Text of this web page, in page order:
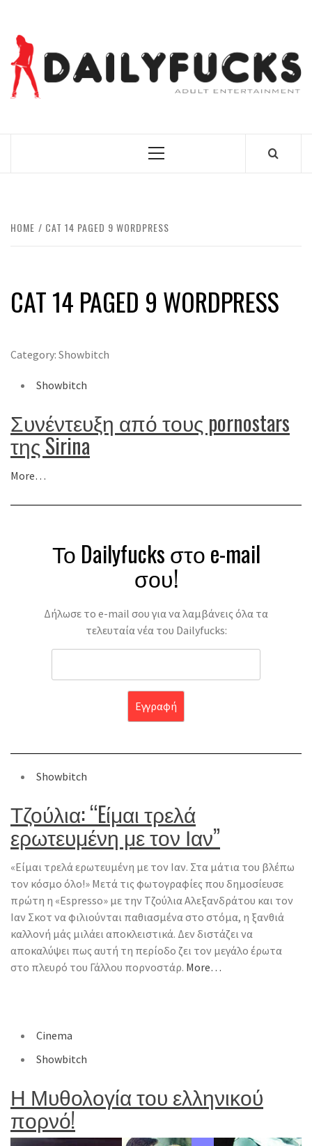
content
Primary
HOME CAT 14 PAGED 9 WORDPRESS
CAT 14 PAGED 9 WORDPRESS
Category: Showbitch
Showbitch
Συνέντευξη από τους pornostars
της Sirina
More…
Το Dailyfucks στο e-mail
σου!
Δήλωσε το e-mail σου για να λαμβάνεις όλα τα
τελευταία νέα του Dailyfucks:
Showbitch
Τζούλια: “Eίμαι τρελά
ερωτευμένη με τον Ιαν”
«Eίμαι τρελά ερωτευμένη με τον Ιαν. Στα μάτια του βλέπω
τον κόσμο όλο!» Μετά τις φωτογραφίες που δημοσίευσε
πρώτη η «Espresso» με την Τζούλια Αλεξανδράτου και τον
Ιαν Σκοτ να φιλιούνται παθιασμένα στο στόμα, η ξανθιά
καλλονή μάς μιλάει αποκλειστικά. Δεν διστάζει να
αποκαλύψει πως αυτή τη περίοδο ζει τον μεγάλο έρωτα
στο πλευρό του Γάλλου πορνοστάρ. More…
Cinema
Showbitch
Η Μυθολογία του ελληνικού
πορνό!